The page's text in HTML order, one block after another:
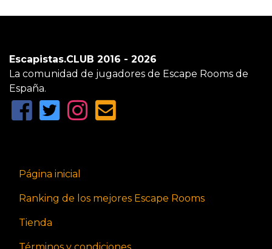
Escapistas.CLUB 2016 - 2026
La comunidad de jugadores de Escape Rooms de
España.
Página inicial
Ranking de los mejores Escape Rooms
Tienda
Términos y condiciones